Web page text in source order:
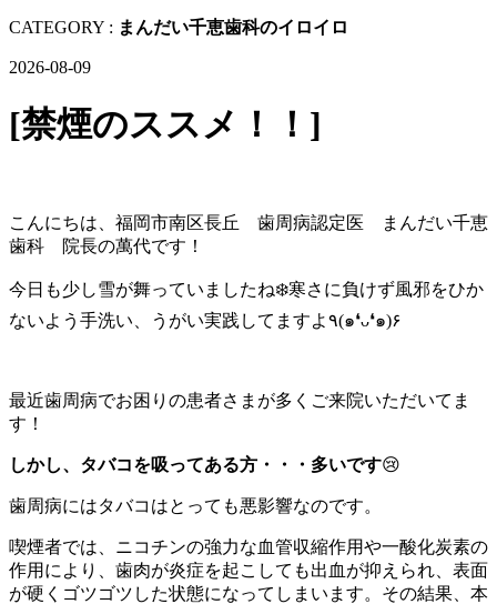
CATEGORY : まんだい千恵歯科のイロイロ
2026-08-09
[禁煙のススメ！！]
こんにちは、福岡市南区長丘 歯周病認定医 まんだい千恵
歯科 院長の萬代です！
今日も少し雪が舞っていましたね❄️寒さに負けず風邪をひか
ないよう手洗い、うがい実践してますよ٩(๑❛ᴗ❛๑)۶
最近歯周病でお困りの患者さまが多くご来院いただいてま
す！
しかし、タバコを吸ってある方・・・多いです😢
歯周病にはタバコはとっても悪影響なのです。
喫煙者では、ニコチンの強力な血管収縮作用や一酸化炭素の
作用により、歯肉が炎症を起こしても出血が抑えられ、表面
が硬くゴツゴツした状態になってしまいます。その結果、本